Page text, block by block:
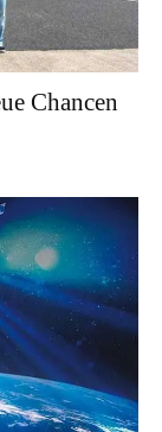
Chancen